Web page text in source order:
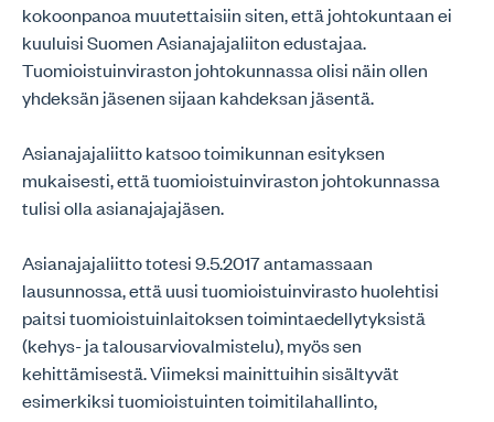
kokoonpanoa muutettaisiin siten, että johtokuntaan ei
kuuluisi Suomen Asianajajaliiton edustajaa.
Tuomioistuinviraston johtokunnassa olisi näin ollen
yhdeksän jäsenen sijaan kahdeksan jäsentä.
Asianajajaliitto katsoo toimikunnan esityksen
mukaisesti, että tuomioistuinviraston johtokunnassa
tulisi olla asianajajajäsen.
Asianajajaliitto totesi 9.5.2017 antamassaan
lausunnossa, että uusi tuomioistuinvirasto huolehtisi
paitsi tuomioistuinlaitoksen toimintaedellytyksistä
(kehys- ja talousarviovalmistelu), myös sen
kehittämisestä. Viimeksi mainittuihin sisältyvät
esimerkiksi tuomioistuinten toimitilahallinto,